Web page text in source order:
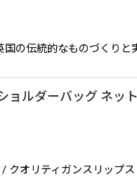
国の伝統的なものづくり
ョルダーバッグ ネッ
クオリティガンスリップ